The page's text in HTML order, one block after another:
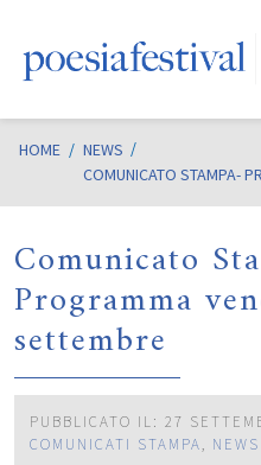
HOME / NEWS
COMUNICATO STAMPA-
Comunicato
Programma
settembre
PUBBLICATO IL: 27
COMUNICATI STAMPA, NEWS